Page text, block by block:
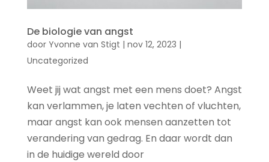
De biologie van angst
door Yvonne van Stigt | nov 12, 2023 |
Uncategorized
Weet jij wat angst met een mens doet? Angst
kan verlammen, je laten vechten of vluchten,
maar angst kan ook mensen aanzetten tot
verandering van gedrag. En daar wordt dan
in de huidige wereld door